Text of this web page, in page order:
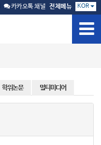
카카오톡 채널 전체메뉴 KOR
학위논문 멀티미디어